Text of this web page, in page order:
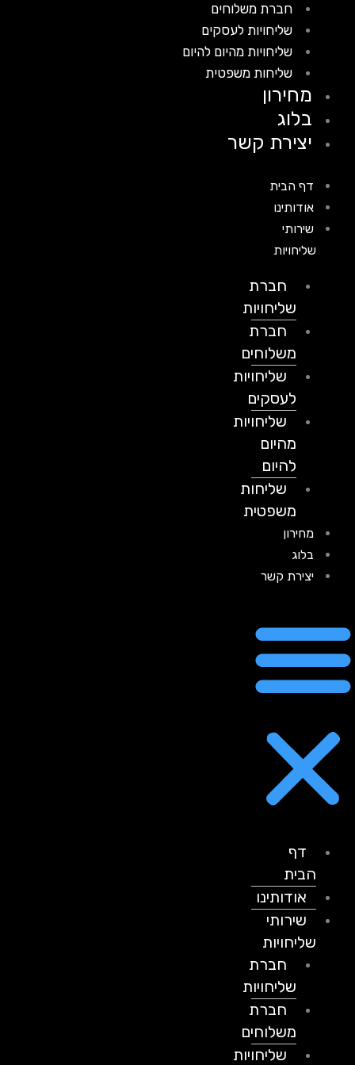
חברת משלוחים
שליחויות לעסקים
שליחויות מהיום להיום
שליחות משפטית
מחירון
בלוג
יצירת קשר
דף הבית
אודותינו
שירותי
שליחויות
חברת
שליחויות
חברת
משלוחים
שליחויות
לעסקים
שליחויות
מהיום
להיום
שליחות
משפטית
מחירון
בלוג
יצירת קשר
דף
הבית
אודותינו
שירותי
שליחויות
חברת
שליחויות
חברת
משלוחים
שליחויות